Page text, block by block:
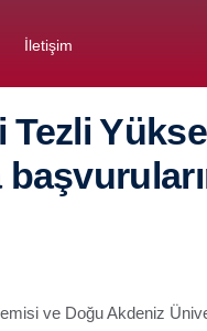
İletişim
Tezli
ve Doğu Akdeniz